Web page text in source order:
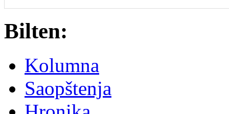
Bilten:
Kolumna
Saopštenja